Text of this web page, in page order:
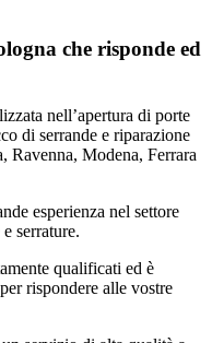
che risponde ed
nell’apertura di porte
di serrande e riparazione
Ravenna, Modena, Ferrara
esperienza nel settore
serrature.
qualificati ed è
rispondere alle vostre